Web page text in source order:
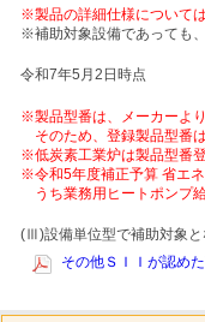
※製品の詳細仕様について
※補助対象設備であっても
令和7年5月2日時点
※製品型番は、メーカーよ
そのため、登録製品型番
※低炭素工業炉は製品型番
※令和5年度補正予算 省エ
うち業務用ヒートポンプ
(Ⅲ)設備単位型で補助対象と
その他ＳＩＩが認め